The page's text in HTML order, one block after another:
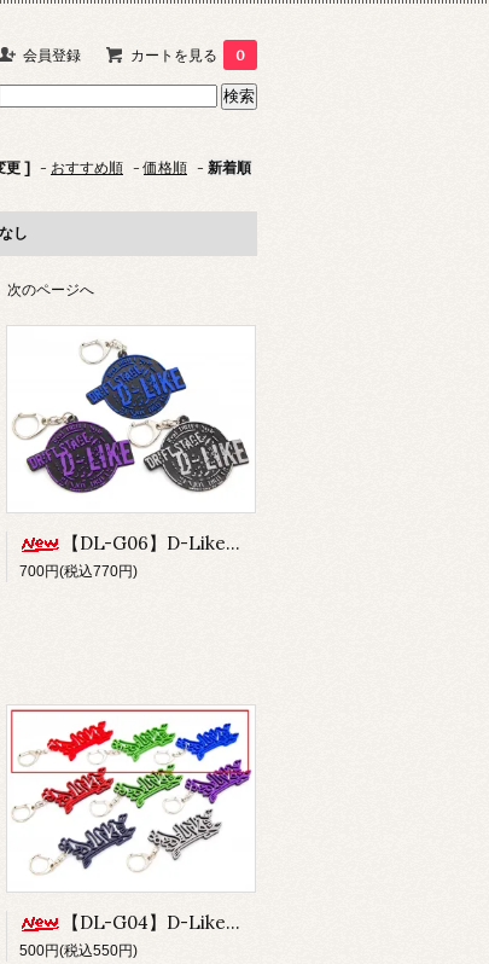
会員登録 カートを見る 0
更 ] - おすすめ順 -価格順 - 新着順
し
次のページへ
【DL-G06】D-Likeキーホルダー type.B-Small
700円(税込770円)
【DL-G04】D-Likeキーホルダー type.A-Small 単色バージョン
500円(税込550円)